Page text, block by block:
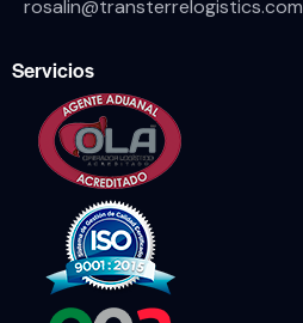
rosalin@transterrelogistics.com
Servicios